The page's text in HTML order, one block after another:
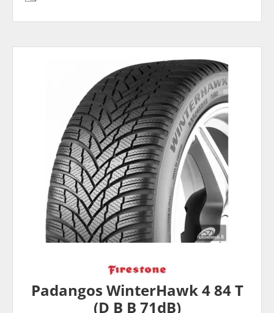
Padangos WinterHawk 4 84 T
(D B B 71dB)